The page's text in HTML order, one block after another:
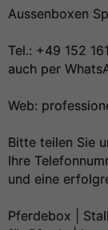
Aussenboxen
Tel.: +49 152
auch per
Web:
Bitte teilen Sie
Ihre
und eine
Pferdebox |